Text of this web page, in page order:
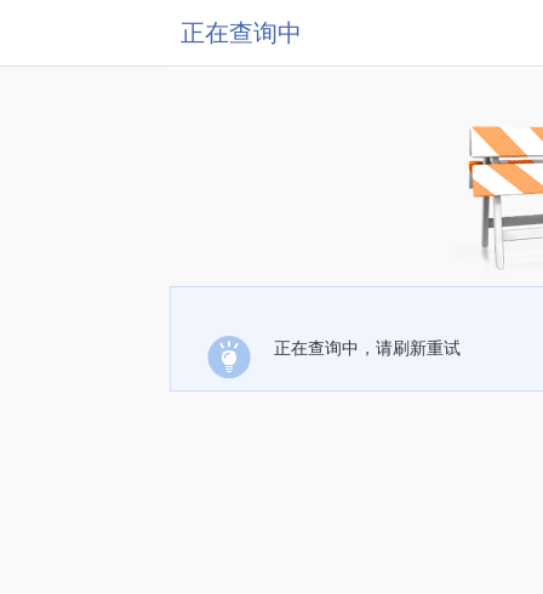
正在查询中
正在查询中，请刷新重试